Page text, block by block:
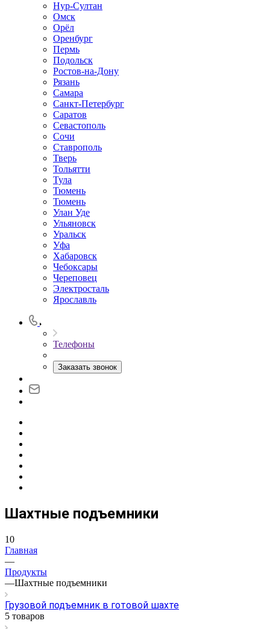
Нур-Султан
Омск
Орёл
Оренбург
Пермь
Подольск
Ростов-на-Дону
Рязань
Самара
Санкт-Петербург
Саратов
Севастополь
Сочи
Ставрополь
Тверь
Тольятти
Тула
Тюмень
Тюмень
Улан Уде
Ульяновск
Уральск
Уфа
Хабаровск
Чебоксары
Череповец
Электросталь
Ярославль
Телефоны
Заказать звонок
Шахтные подъемники
10
Главная
—
Продукты
—Шахтные подъемники
Грузовой подъемник в готовой шахте
5 товаров